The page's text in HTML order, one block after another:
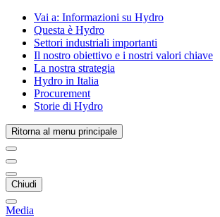
Vai a: Informazioni su Hydro
Questa è Hydro
Settori industriali importanti
Il nostro obiettivo e i nostri valori chiave
La nostra strategia
Hydro in Italia
Procurement
Storie di Hydro
Ritorna al menu principale
Chiudi
Media